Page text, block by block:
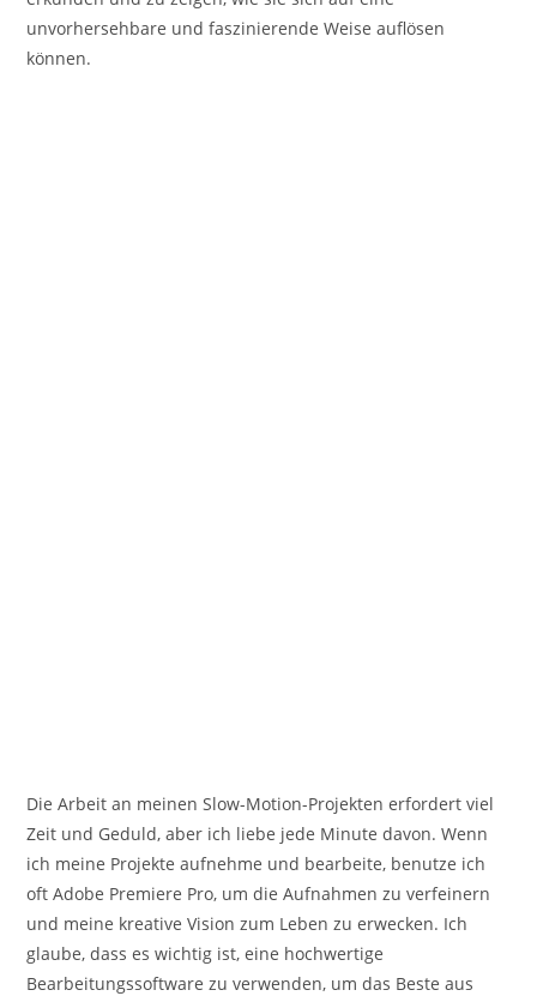
unvorhersehbare und faszinierende Weise auflösen
können.
Die Arbeit an meinen Slow-Motion-Projekten erfordert viel
Zeit und Geduld, aber ich liebe jede Minute davon. Wenn
ich meine Projekte aufnehme und bearbeite, benutze ich
oft Adobe Premiere Pro, um die Aufnahmen zu verfeinern
und meine kreative Vision zum Leben zu erwecken. Ich
glaube, dass es wichtig ist, eine hochwertige
Bearbeitungssoftware zu verwenden, um das Beste aus